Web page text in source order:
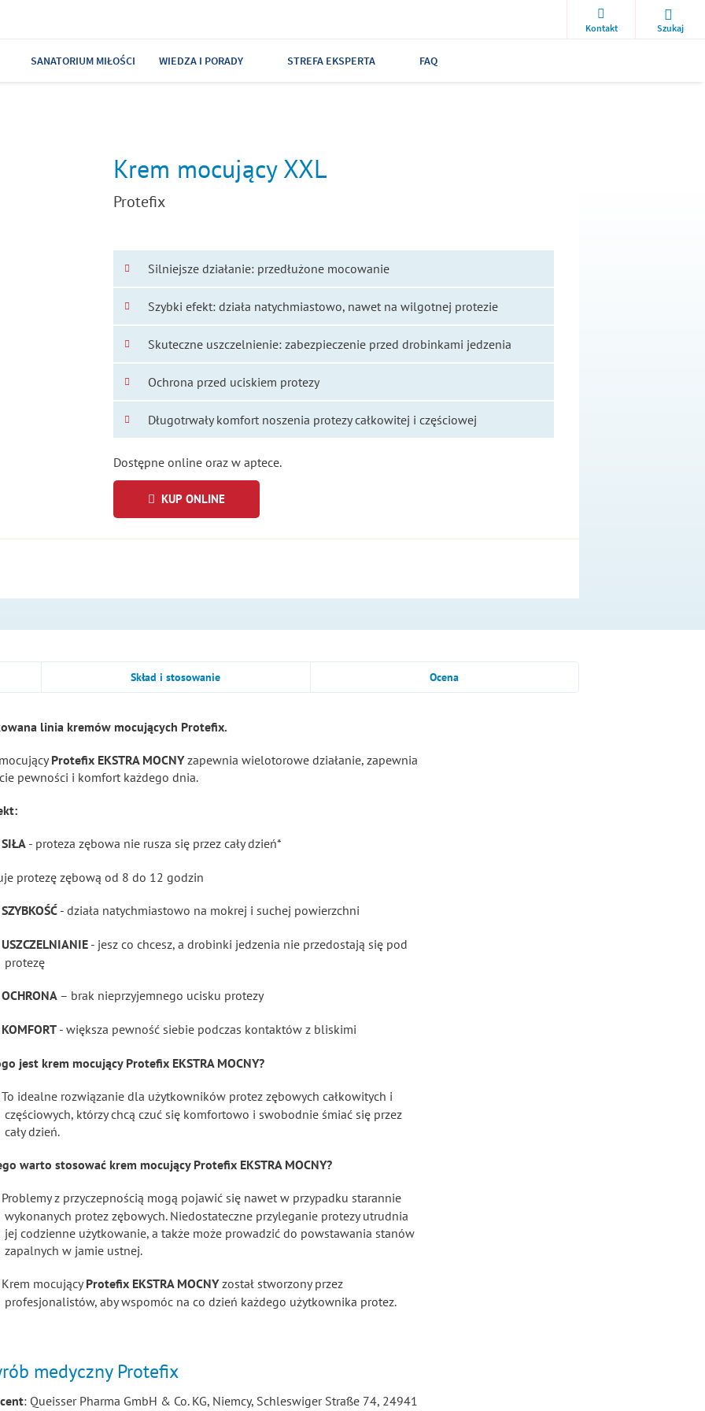
SANATORIUM MIŁOŚCI WIEDZA I PORADY STREFA EKSPERTA FAQ
Kontakt Szukaj
Krem mocujący XXL
Protefix
Silniejsze działanie: przedłużone mocowanie
Szybki efekt: działa natychmiastowo, nawet na wilgotnej protezie
Skuteczne uszczelnienie: zabezpieczenie przed drobinkami jedzenia
Ochrona przed uciskiem protezy
Długotrwały komfort noszenia protezy całkowitej i częściowej
Dostępne online oraz w aptece.
KUP ONLINE
Skład i stosowanie Ocena
linia kremów mocujących Protefix.
Protefix EKSTRA MOCNYzapewnia wielotorowe działanie, zapewnia
pewności i komfort każdego dnia.
SIŁA - proteza zębowa nie rusza się przez cały dzień*
protezę zębową od 8 do 12 godzin
SZYBKOŚĆ - działa natychmiastowo na mokrej i suchej powierzchni
USZCZELNIANIE - jesz co chcesz, a drobinki jedzenia nie przedostają się pod
protezę
OCHRONA – brak nieprzyjemnego ucisku protezy
KOMFORT - większa pewność siebie podczas kontaktów z bliskimi
jest krem mocujący Protefix EKSTRA MOCNY?
To idealne rozwiązanie dla użytkowników protez zębowych całkowitych i
częściowych, którzy chcą czuć się komfortowo i swobodnie śmiać się przez
cały dzień.
warto stosować krem mocujący Protefix EKSTRA MOCNY?
Problemy z przyczepnością mogą pojawić się nawet w przypadku starannie
wykonanych protez zębowych. Niedostateczne przyleganie protezy utrudnia
jej codzienne użytkowanie, a także może prowadzić do powstawania stanów
zapalnych w jamie ustnej.
Krem mocującyProtefix EKSTRA MOCNYzostał stworzony przez
profesjonalistów, aby wspomóc na co dzień każdego użytkownika protez.
: Queisser Pharma GmbH & Co. KG, Niemcy, Schleswiger Straße 74, 24941